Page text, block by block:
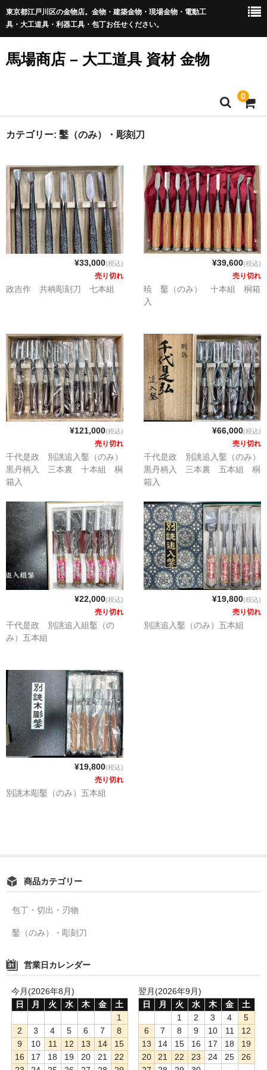
東京都江戸川区の金物店。金物・建築金物・現場金物・電動工
具・大工道具・利器工具・包丁お任せください。
馬場商店 – 大工道具 資材 金物
0
Home
新商品
包丁・切出・刃物
鑿（のみ）・彫刻刀
アクセス
個人情報保護方針
特定商取引法に基づく表記
カート
お問い合わせ
カテゴリー: 鑿（のみ）・彫刻刀
¥33,000(税込)
売り切れ
政吉作 共柄彫刻刀 七本組
¥39,600(税込)
売り切れ
暁 鑿（のみ） 十本組 桐箱
入
¥121,000(税込)
売り切れ
千代是政 別誂追入鑿（のみ）
黒丹柄入 三本裏 十本組 桐
箱入
¥66,000(税込)
売り切れ
千代是政 別誂追入鑿（のみ）
黒丹柄入 三本裏 五本組 桐
箱入
¥22,000(税込)
売り切れ
千代是政 別誂追入組鑿（の
み）五本組
¥19,800(税込)
売り切れ
別誂追入鑿（のみ）五本組
¥19,800(税込)
売り切れ
別誂木彫鑿（のみ）五本組
商品カテゴリー
包丁・切出・刃物
鑿（のみ）・彫刻刀
営業日カレンダー
今月(2026年8月)
日
月 火 水 木 金
土
1
2
3 4 5 6 7
8
9
10 11 12 13 14
15
16
17 18 19 20 21
22
翌月(2026年9月)
日
月 火 水 木 金
土
1
2 3 4
5
6
7 8 9 10 11
12
13
14 15 16 17 18
19
20
21 22 23 24 25
26